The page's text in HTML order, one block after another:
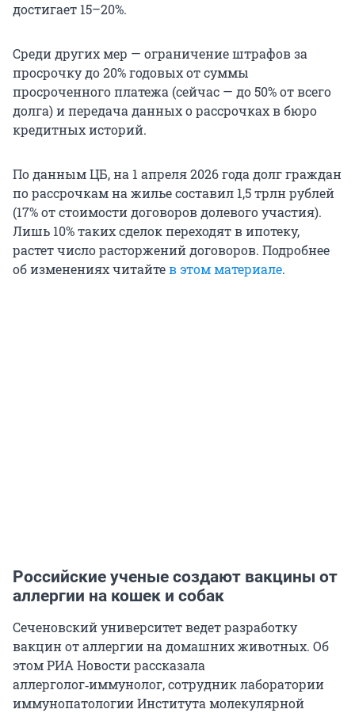
достигает 15–20%.
Среди других мер — ограничение штрафов за
просрочку до 20% годовых от суммы
просроченного платежа (сейчас — до 50% от всего
долга) и передача данных о рассрочках в бюро
кредитных историй.
По данным ЦБ, на 1 апреля 2026 года долг граждан
по рассрочкам на жилье составил 1,5 трлн рублей
(17% от стоимости договоров долевого участия).
Лишь 10% таких сделок переходят в ипотеку,
растет число расторжений договоров. Подробнее
об изменениях читайтев этом материале.
Российские ученые создают вакцины от
аллергии на кошек и собак
Сеченовский университет ведет разработку
вакцин от аллергии на домашних животных. Об
этом РИА Новости рассказала
аллерголог‑иммунолог, сотрудник лаборатории
иммунопатологии Института молекулярной